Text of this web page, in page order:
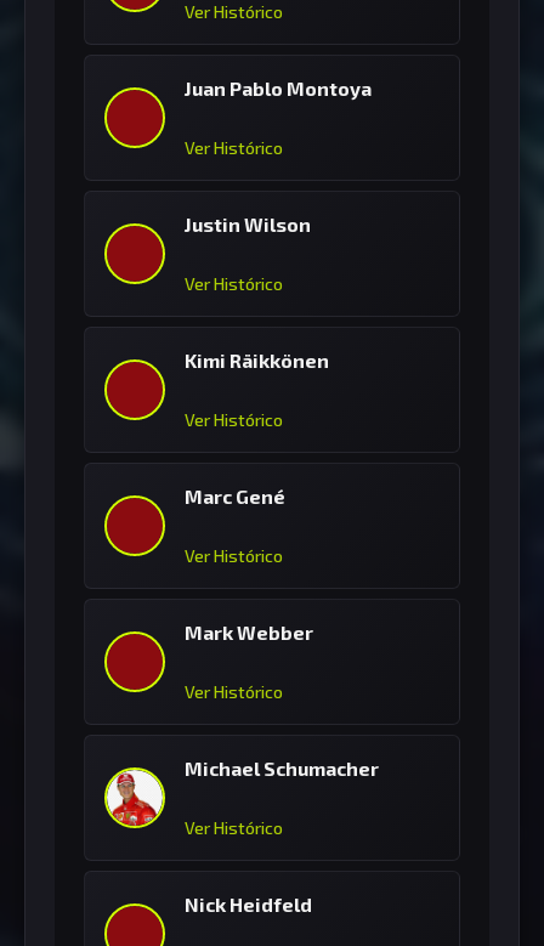
Ver Histórico
Juan Pablo Montoya
Ver Histórico
Justin Wilson
Ver Histórico
Kimi Räikkönen
Ver Histórico
Marc Gené
Ver Histórico
Mark Webber
Ver Histórico
Michael Schumacher
Ver Histórico
Nick Heidfeld